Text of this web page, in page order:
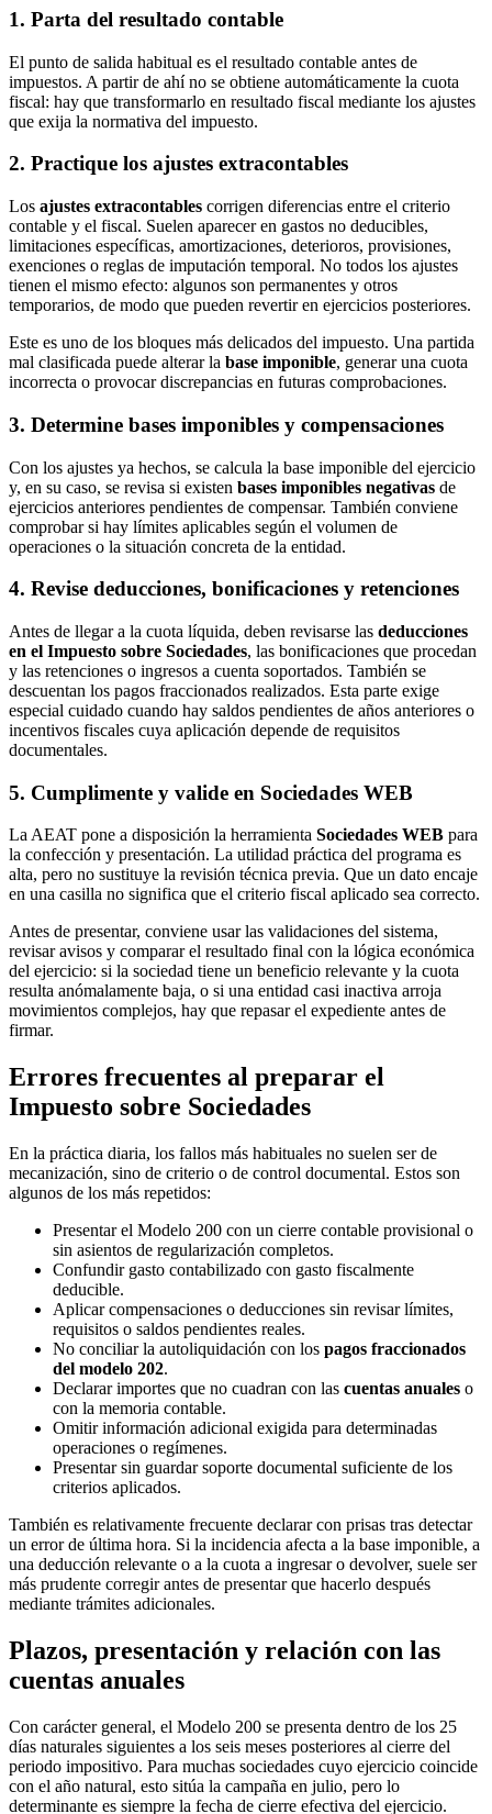
1. Parta del resultado contable
El punto de salida habitual es el resultado contable antes de
impuestos. A partir de ahí no se obtiene automáticamente la cuota
fiscal: hay que transformarlo en resultado fiscal mediante los ajustes
que exija la normativa del impuesto.
2. Practique los ajustes extracontables
Los ajustes extracontables corrigen diferencias entre el criterio
contable y el fiscal. Suelen aparecer en gastos no deducibles,
limitaciones específicas, amortizaciones, deterioros, provisiones,
exenciones o reglas de imputación temporal. No todos los ajustes
tienen el mismo efecto: algunos son permanentes y otros
temporarios, de modo que pueden revertir en ejercicios posteriores.
Este es uno de los bloques más delicados del impuesto. Una partida
mal clasificada puede alterar la base imponible, generar una cuota
incorrecta o provocar discrepancias en futuras comprobaciones.
3. Determine bases imponibles y compensaciones
Con los ajustes ya hechos, se calcula la base imponible del ejercicio
y, en su caso, se revisa si existen bases imponibles negativas de
ejercicios anteriores pendientes de compensar. También conviene
comprobar si hay límites aplicables según el volumen de
operaciones o la situación concreta de la entidad.
4. Revise deducciones, bonificaciones y retenciones
Antes de llegar a la cuota líquida, deben revisarse las deducciones
en el Impuesto sobre Sociedades, las bonificaciones que procedan
y las retenciones o ingresos a cuenta soportados. También se
descuentan los pagos fraccionados realizados. Esta parte exige
especial cuidado cuando hay saldos pendientes de años anteriores o
incentivos fiscales cuya aplicación depende de requisitos
documentales.
5. Cumplimente y valide en Sociedades WEB
La AEAT pone a disposición la herramienta Sociedades WEB para
la confección y presentación. La utilidad práctica del programa es
alta, pero no sustituye la revisión técnica previa. Que un dato encaje
en una casilla no significa que el criterio fiscal aplicado sea correcto.
Antes de presentar, conviene usar las validaciones del sistema,
revisar avisos y comparar el resultado final con la lógica económica
del ejercicio: si la sociedad tiene un beneficio relevante y la cuota
resulta anómalamente baja, o si una entidad casi inactiva arroja
movimientos complejos, hay que repasar el expediente antes de
firmar.
Errores frecuentes al preparar el
Impuesto sobre Sociedades
En la práctica diaria, los fallos más habituales no suelen ser de
mecanización, sino de criterio o de control documental. Estos son
algunos de los más repetidos:
Presentar el Modelo 200 con un cierre contable provisional o
sin asientos de regularización completos.
Confundir gasto contabilizado con gasto fiscalmente
deducible.
Aplicar compensaciones o deducciones sin revisar límites,
requisitos o saldos pendientes reales.
No conciliar la autoliquidación con los pagos fraccionados
del modelo 202.
Declarar importes que no cuadran con las cuentas anuales o
con la memoria contable.
Omitir información adicional exigida para determinadas
operaciones o regímenes.
Presentar sin guardar soporte documental suficiente de los
criterios aplicados.
También es relativamente frecuente declarar con prisas tras detectar
un error de última hora. Si la incidencia afecta a la base imponible, a
una deducción relevante o a la cuota a ingresar o devolver, suele ser
más prudente corregir antes de presentar que hacerlo después
mediante trámites adicionales.
Plazos, presentación y relación con las
cuentas anuales
Con carácter general, el Modelo 200 se presenta dentro de los 25
días naturales siguientes a los seis meses posteriores al cierre del
periodo impositivo. Para muchas sociedades cuyo ejercicio coincide
con el año natural, esto sitúa la campaña en julio, pero lo
determinante es siempre la fecha de cierre efectiva del ejercicio.